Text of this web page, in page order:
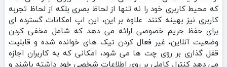
که محیط کاربری خود را نه تنها از لحاظ بصری بلکه از لحاظ تجربه
کاربری نیز بهینه کنند. علاوه بر این، این اپ امکانات گسترده‌ ای
برای حفظ حریم خصوصی ارائه می‌ دهد که شامل مخفی کردن
وضعیت آنلاین، غیر فعال کردن تیک‌ های خوانده‌ شده و قابلیت
قفل‌ گذاری بر روی چت‌ ها می‌ شود، امکانی که به کاربران اجازه
می‌ دهد کنترل کاملی بر روی اطلاعات شخصی خود داشته باشند و